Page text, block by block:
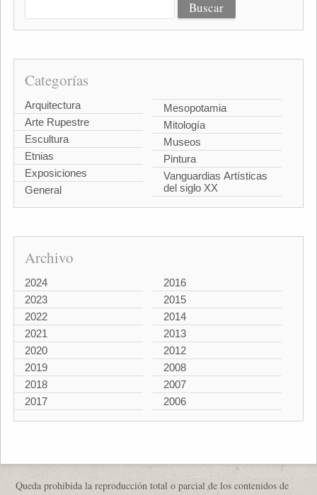
Categorías
Arquitectura
Arte Rupestre
Escultura
Etnias
Exposiciones
General
Mesopotamia
Mitología
Museos
Pintura
Vanguardias Artísticas
del siglo XX
Archivo
2024
2023
2022
2021
2020
2019
2018
2017
2016
2015
2014
2013
2012
2008
2007
2006
Queda prohibida la reproducción total o parcial de los contenidos de